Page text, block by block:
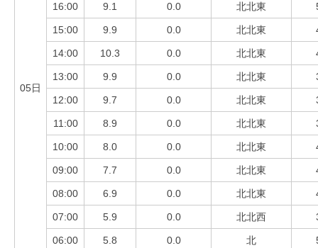
05日
16:00 9.1 0.0 北北東
15:00 9.9 0.0 北北東
14:00 10.3 0.0 北北東
13:00 9.9 0.0 北北東
12:00 9.7 0.0 北北東
11:00 8.9 0.0 北北東
10:00 8.0 0.0 北北東
09:00 7.7 0.0 北北東
08:00 6.9 0.0 北北東
07:00 5.9 0.0 北北西
06:00 5.8 0.0 北